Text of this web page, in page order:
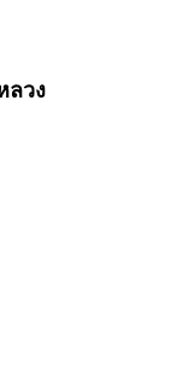
ลวง